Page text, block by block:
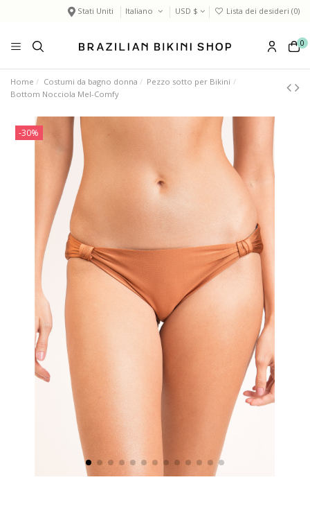
Stati Uniti Italiano USD $ Lista dei desideri (0)
0
Home Costumi da bagno donna
Pezzo sotto per Bikini
Bottom Nocciola Mel-Comfy
-30%